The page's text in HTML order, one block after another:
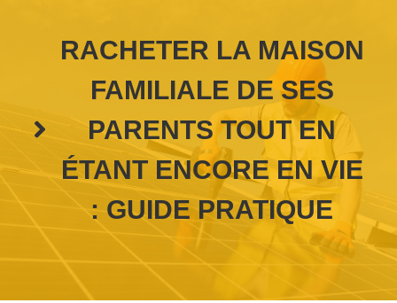
RACHETER LA MAISON
FAMILIALE DE SES
PARENTS TOUT EN
ÉTANT ENCORE EN VIE
: GUIDE PRATIQUE